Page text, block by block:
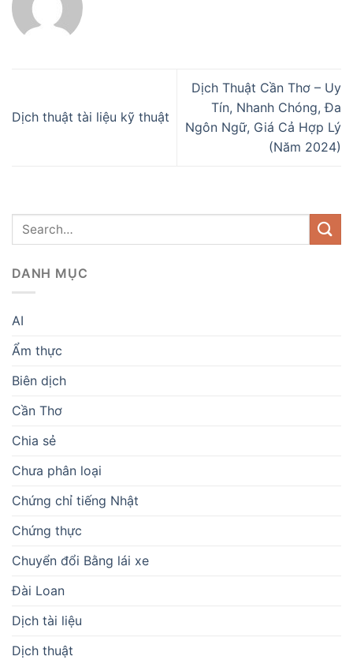
Dịch thuật tài liệu kỹ thuật
Dịch Thuật Cần Thơ – Uy
Tín, Nhanh Chóng, Đa
Ngôn Ngữ, Giá Cả Hợp Lý
(Năm 2024)
DANH MỤC
AI
Ẩm thực
Biên dịch
Cần Thơ
Chia sẻ
Chưa phân loại
Chứng chỉ tiếng Nhật
Chứng thực
Chuyển đổi Bằng lái xe
Đài Loan
Dịch tài liệu
Dịch thuật